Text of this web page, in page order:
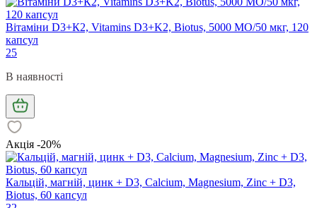
Вітаміни D3+К2, Vitamins D3+K2, Biotus, 5000 МО/50 мкг, 120
капсул
25
В наявності
Акція -20%
Кальцій, магній, цинк + D3, Calcium, Magnesium, Zinc + D3,
Biotus, 60 капсул